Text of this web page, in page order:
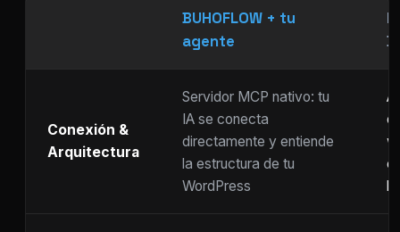
BUHOFLOW + tu
agente
Conexión &
Arquitectura
Servidor MCP nativo: tu
IA se conecta
directamente y entiende
la estructura de tu
WordPress